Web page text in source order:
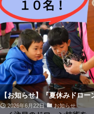
【お知らせ】『夏休みドロ
2026年6月22日 お知らせ